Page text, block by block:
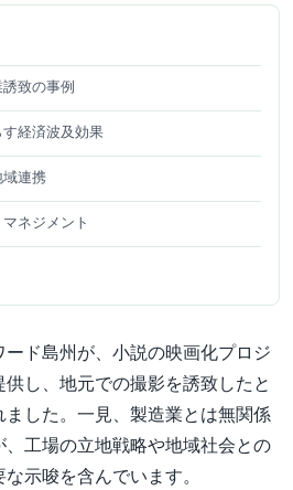
致の事例
経済波及効果
連携
ネジメント
ド島州が、小説の映画化プロジ
し、地元での撮影を誘致したと
した。一見、製造業とは無関係
工場の立地戦略や地域社会との
示唆を含んでいます。